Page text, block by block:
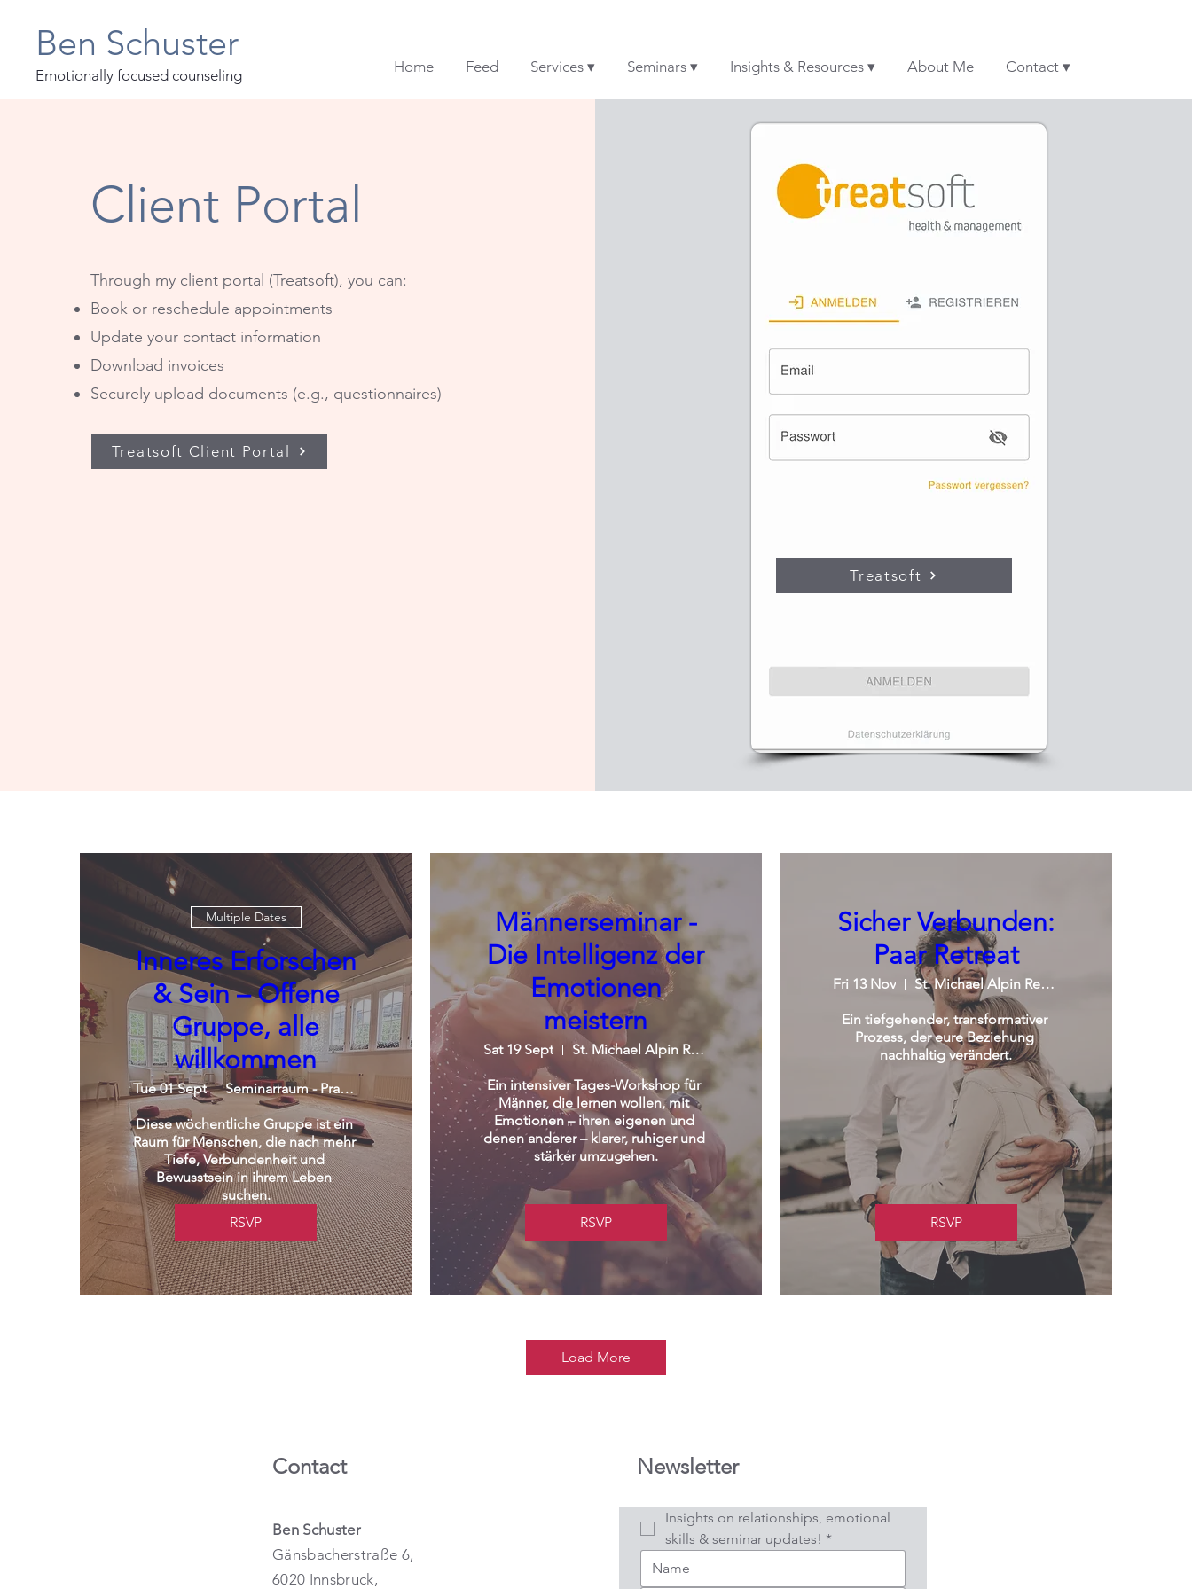
Ben Schuster
Emotionally focused counseling Home Feed Services ▾ Seminars ▾ Insights & Resources ▾ About Me Contact ▾
Client Portal
Through my client portal (Treatsoft), you can:
Book or reschedule appointments
Update your contact information
Download invoices
Securely upload documents (e.g., questionnaires)
Treatsoft Client Portal
Treatsoft
Multiple Dates
Inneres Erforschen
& Sein – Offene
Gruppe, alle
willkommen
Tue 01 Sept Seminarraum - Praxisgemeinschaft
Diese wöchentliche Gruppe ist ein
Raum für Menschen, die nach mehr
Tiefe, Verbundenheit und
Bewusstsein in ihrem Leben
suchen.
RSVP
Männerseminar -
Die Intelligenz der
Emotionen
meistern
Sat 19 Sept St. Michael Alpin Retreat
Ein intensiver Tages-Workshop für
Männer, die lernen wollen, mit
Emotionen – ihren eigenen und
denen anderer – klarer, ruhiger und
stärker umzugehen.
RSVP
Sicher Verbunden:
Paar Retreat
Fri 13 Nov St. Michael Alpin Retreat
Ein tiefgehender, transformativer
Prozess, der eure Beziehung
nachhaltig verändert.
RSVP
Load More
Contact Newsletter
Ben Schuster
Gänsbacherstraße 6,
6020 Innsbruck,
Insights on relationships, emotional
skills & seminar updates! *